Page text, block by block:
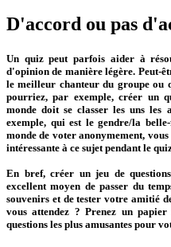
D'accord ou pas
Un quiz peut parfois aider à
d'opinion de manière légère. Peut-
le meilleur chanteur du groupe ou
pourriez, par exemple, créer un
monde doit se classer les uns les
exemple, qui est le gendre/la
monde de voter anonymement,
intéressante à ce sujet pendant le
En bref, créer un jeu de
excellent moyen de passer du
souvenirs et de tester votre amitié
vous attendez ? Prenez un
questions les plus amusantes pour